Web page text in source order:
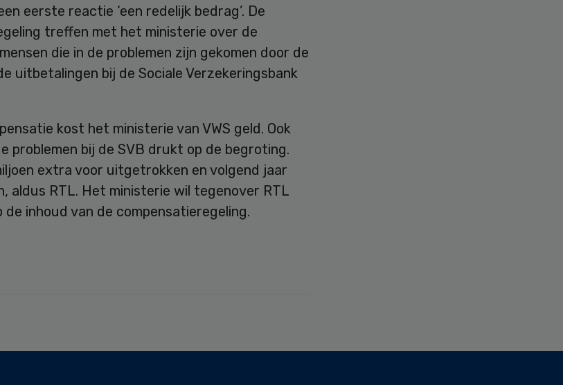
eerste reactie ‘een redelijk bedrag’. De
treffen met het ministerie over de
die in de problemen zijn gekomen door de
uitbetalingen bij de Sociale Verzekeringsbank
kost het ministerie van VWS geld. Ook
problemen bij de SVB drukt op de begroting.
extra voor uitgetrokken en volgend jaar
aldus RTL. Het ministerie wil tegenover RTL
de inhoud van de compensatieregeling.